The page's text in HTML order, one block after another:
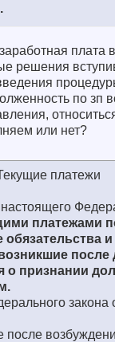
плата
решения
по зп
или нет?
платежи
платежами
после
о признании
закона
после